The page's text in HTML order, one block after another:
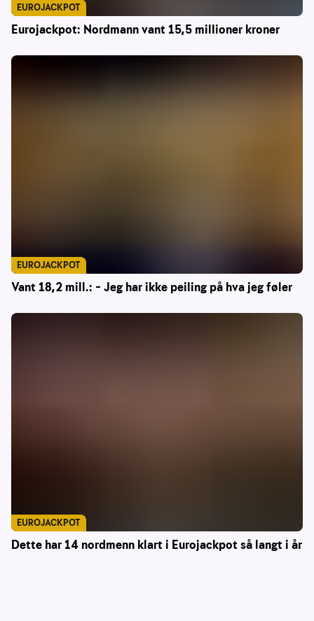
Eurojackpot: Nordmann vant 15,5 millioner kroner
EUROJACKPOT
Vant 18,2 mill.: – Jeg har ikke peiling på hva jeg føler
EUROJACKPOT
Dette har 14 nordmenn klart i Eurojackpot så langt i år
EUROJACKPOT